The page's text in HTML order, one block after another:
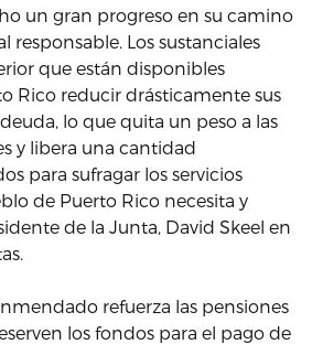
un gran progreso en su camino
responsable. Los sustanciales
que están disponibles
Rico reducir drásticamente sus
lo que quita un peso a las
y libera una cantidad
para sufragar los servicios
de Puerto Rico necesita y
de la Junta, David Skeel en
refuerza las pensiones
los fondos para el pago de